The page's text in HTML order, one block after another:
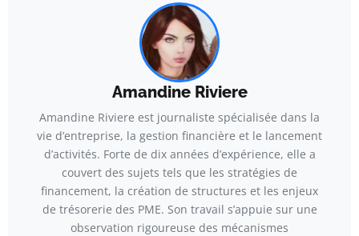
Amandine Riviere
Amandine Riviere est journaliste spécialisée dans la
vie d’entreprise, la gestion financière et le lancement
d’activités. Forte de dix années d’expérience, elle a
couvert des sujets tels que les stratégies de
financement, la création de structures et les enjeux
de trésorerie des PME. Son travail s’appuie sur une
observation rigoureuse des mécanismes